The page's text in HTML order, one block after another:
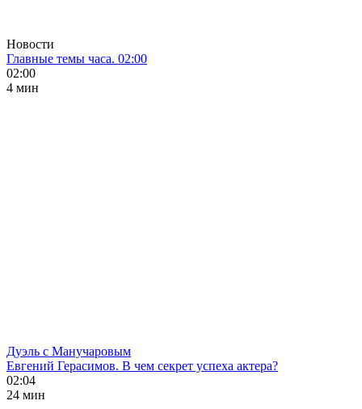
Новости
Главные темы часа. 02:00
02:00
4 мин
Дуэль с Манучаровым
Евгений Герасимов. В чем секрет успеха актера?
02:04
24 мин